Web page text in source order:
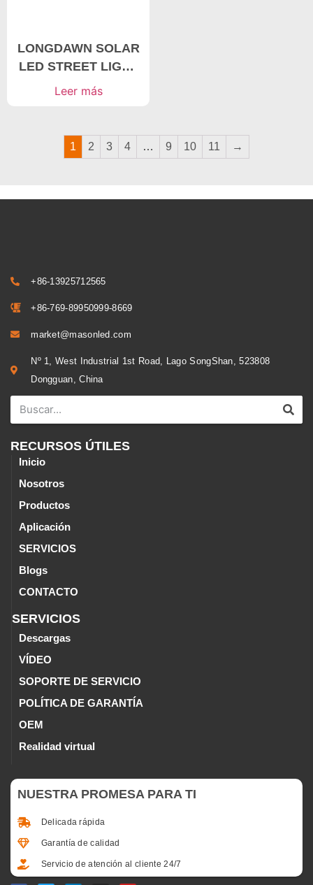
LONGDAWN SOLAR
LED STREET LIGHT
20-50W Solar streetLeer más
1 2 3 4 … 9 10 11 →
+86-13925712565
+86-769-89950999-8669
market@masonled.com
Nº 1, West Industrial 1st Road, Lago SongShan, 523808
Dongguan, China
RECURSOS ÚTILES
Inicio
Nosotros
Productos
Aplicación
SERVICIOS
Blogs
CONTACTO
SERVICIOS
Descargas
VÍDEO
SOPORTE DE SERVICIO
POLÍTICA DE GARANTÍA
OEM
Realidad virtual
NUESTRA PROMESA PARA TI
Delicada rápida
Garantía de calidad
Servicio de atención al cliente 24/7